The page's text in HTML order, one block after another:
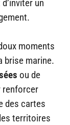
un
moments
brise marine.
ou de
renforcer
des cartes
territoires